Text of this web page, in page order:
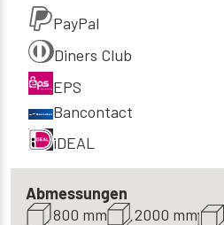
PayPal
Diners Club
EPS
Bancontact
iDEAL
Abmessungen
800 mm
2000 mm